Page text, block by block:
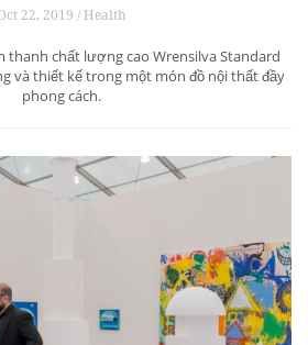
22, 2019 / Health
thanh chất lượng cao Wrensilva Standard
và thiết kế trong một món đồ nội thất đầy
phong cách.